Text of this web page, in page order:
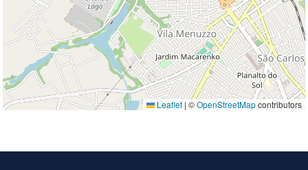
Leaflet |©OpenStreetMapcontributors